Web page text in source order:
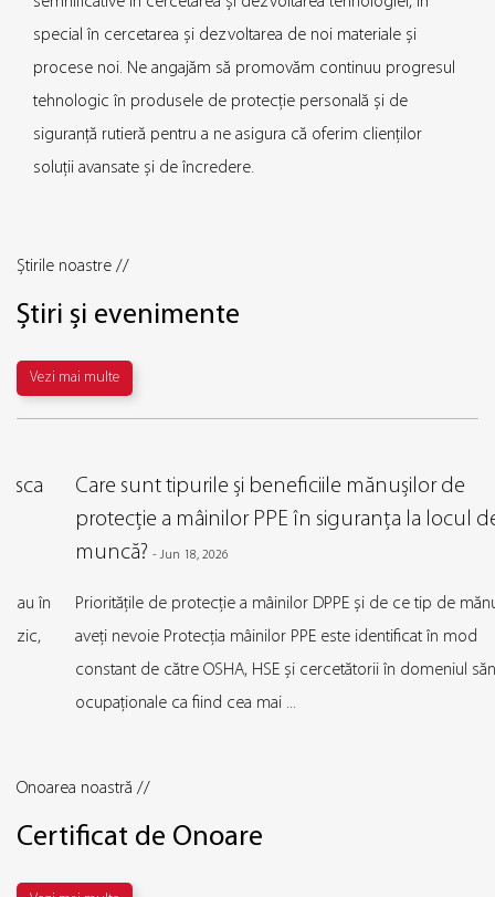
special în cercetarea și dezvoltarea de noi materiale și
procese noi. Ne angajăm să promovăm continuu progresul
tehnologic în produsele de protecție personală și de
siguranță rutieră pentru a ne asigura că oferim clienților
soluții avansate și de încredere.
Știrile noastre //
Știri și evenimente
Vezi mai multe
Care sunt tipurile și beneficiile mănușilor de
protecție a mâinilor PPE în siguranța la locul de
muncă? -Jun 18, 2026
Prioritățile de protecție a mâinilor DPPE și de ce tip de mănuși
aveți nevoie Protecția mâinilor PPE este identificat în mod
constant de către OSHA, HSE și cercetătorii în domeniul sănătății
ocupaționale ca fiind cea mai ...
Onoarea noastră //
Certificat de Onoare